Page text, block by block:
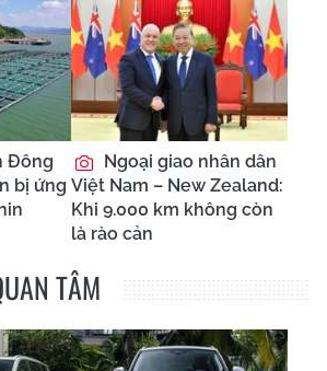
Đông
bị ứng
Ngoại giao nhân dân
Việt Nam – New Zealand:
Khi 9.000 km không còn
là rào cản
TÂM